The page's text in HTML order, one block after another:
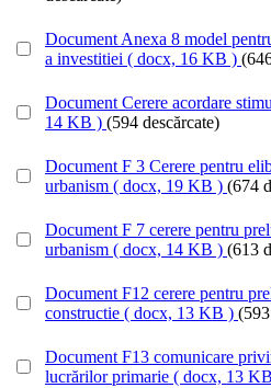
Document Anexa 8 model
a investitiei ( docx, 16 KB )
Document Cerere acordare
14 KB ) (594 descărcate)
Document F 3 Cerere pentru
urbanism ( docx, 19 KB ) (674
Document F 7 cerere pentru
urbanism ( docx, 14 KB ) (613
Document F12 cerere pentru
constructie ( docx, 13 KB )
Document F13 comunicare
lucrărilor primarie ( docx, 13